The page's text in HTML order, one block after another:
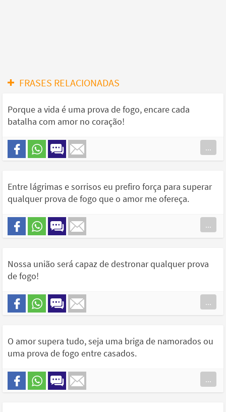
FRASES RELACIONADAS
Porque a vida é uma prova de fogo, encare cada
batalha com amor no coração!
...
Entre lágrimas e sorrisos eu prefiro força para superar
qualquer prova de fogo que o amor me ofereça.
...
Nossa união será capaz de destronar qualquer prova
de fogo!
...
O amor supera tudo, seja uma briga de namorados ou
uma prova de fogo entre casados.
...